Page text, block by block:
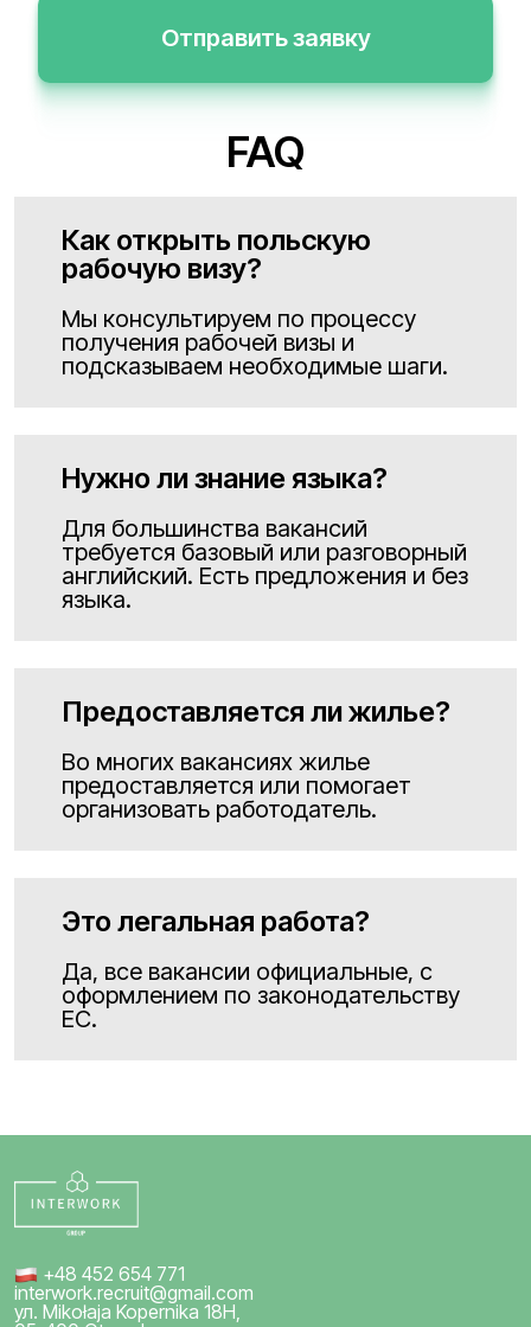
Отправить заявку
FAQ
Как открыть польскую
рабочую визу?
Мы консультируем по процессу
получения рабочей визы и
подсказываем необходимые шаги.
Нужно ли знание языка?
Для большинства вакансий
требуется базовый или разговорный
английский. Есть предложения и без
языка.
Предоставляется ли жилье?
Во многих вакансиях жилье
предоставляется или помогает
организовать работодатель.
Это легальная работа?
Да, все вакансии официальные, с
оформлением по законодательству
ЕС.
+48 452 654 771
interwork.recruit@gmail.com
ул. Mikołaja Kopernika 18H,